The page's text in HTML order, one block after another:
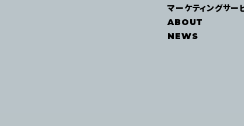
マーケティングサー
ABOUT
NEWS